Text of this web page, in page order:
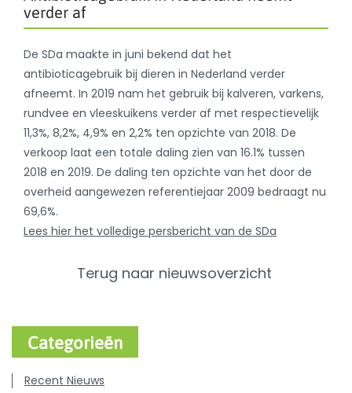
verder af
De SDa maakte in juni bekend dat het
antibioticagebruik bij dieren in Nederland verder
afneemt. In 2019 nam het gebruik bij kalveren, varkens,
rundvee en vleeskuikens verder af met respectievelijk
11,3%, 8,2%, 4,9% en 2,2% ten opzichte van 2018. De
verkoop laat een totale daling zien van 16.1% tussen
2018 en 2019. De daling ten opzichte van het door de
overheid aangewezen referentiejaar 2009 bedraagt nu
69,6%.
Lees hier het volledige persbericht van de SDa
Terug naar nieuwsoverzicht
Categorieën
Recent Nieuws